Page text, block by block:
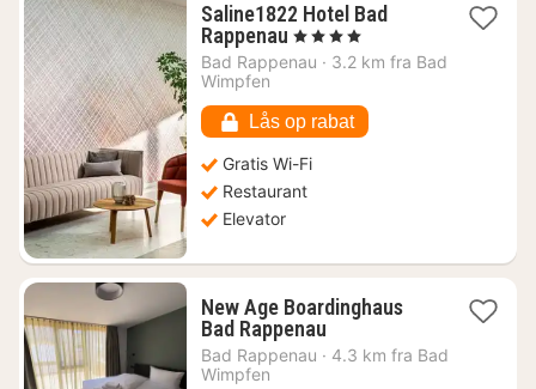
Saline1822 Hotel Bad
Rappenau 1
nat
kr.
, 4 Stjerner
Bad Rappenau · 3.2 km fra Bad
Wimpfen
Lås op rabat
Gratis Wi-Fi
Restaurant
Elevator
New Age Boardinghaus
Bad Rappenau1
nat
Bad Rappenau · 4.3 km fra Bad
Wimpfen